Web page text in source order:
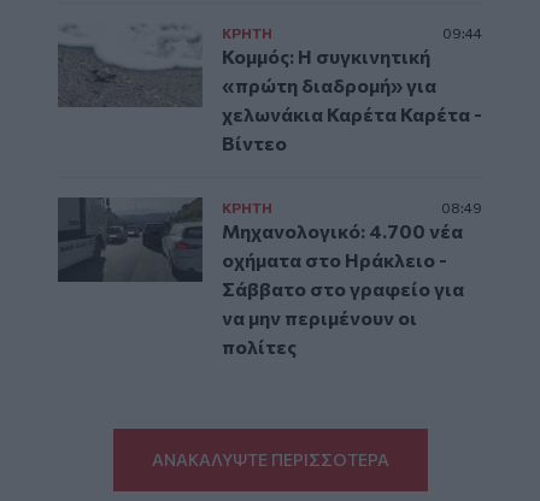
ΚΡΗΤΗ 09:44
Κομμός: Η συγκινητική
«πρώτη διαδρομή» για
χελωνάκια Καρέτα Καρέτα -
Βίντεο
ΚΡΗΤΗ 08:49
Μηχανολογικό: 4.700 νέα
οχήματα στο Ηράκλειο -
Σάββατο στο γραφείο για
να μην περιμένουν οι
πολίτες
ΑΝΑΚΑΛΥΨΤΕ ΠΕΡΙΣΣΟΤΕΡΑ